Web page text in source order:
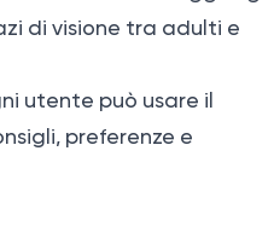
di visione tra adulti e
utente può usare il
preferenze e